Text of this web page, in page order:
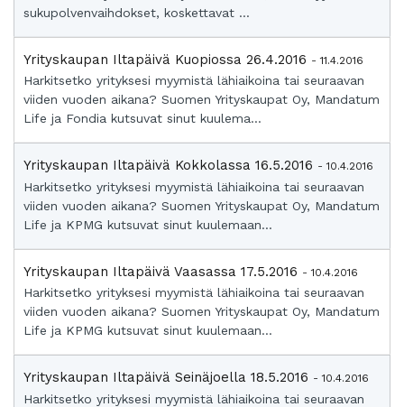
sukupolvenvaihdokset, koskettavat ...
Yrityskaupan Iltapäivä Kuopiossa 26.4.2016 - 11.4.2016
Harkitsetko yrityksesi myymistä lähiaikoina tai seuraavan
viiden vuoden aikana? Suomen Yrityskaupat Oy, Mandatum
Life ja Fondia kutsuvat sinut kuulema...
Yrityskaupan Iltapäivä Kokkolassa 16.5.2016 - 10.4.2016
Harkitsetko yrityksesi myymistä lähiaikoina tai seuraavan
viiden vuoden aikana? Suomen Yrityskaupat Oy, Mandatum
Life ja KPMG kutsuvat sinut kuulemaan...
Yrityskaupan Iltapäivä Vaasassa 17.5.2016 - 10.4.2016
Harkitsetko yrityksesi myymistä lähiaikoina tai seuraavan
viiden vuoden aikana? Suomen Yrityskaupat Oy, Mandatum
Life ja KPMG kutsuvat sinut kuulemaan...
Yrityskaupan Iltapäivä Seinäjoella 18.5.2016 - 10.4.2016
Harkitsetko yrityksesi myymistä lähiaikoina tai seuraavan